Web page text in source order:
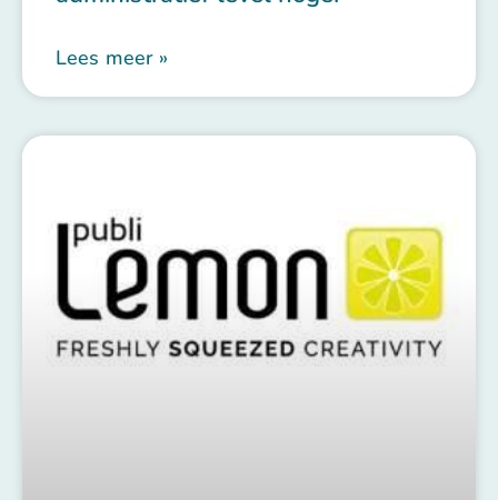
Lees meer »